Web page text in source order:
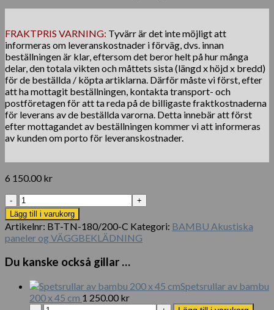
FRAKTPRIS VARNING: Tyvärr är det inte möjligt att
informeras om leveranskostnader i förväg, dvs. innan
beställningen är klar, eftersom det beror helt på hur många
delar, den totala vikten och måttets sista (längd x höjd x bredd)
för de beställda / köpta artiklarna. Därför måste vi först, efter
att ha mottagit beställningen, kontakta transport- och
postföretagen för att ta reda på de billigaste fraktkostnaderna
för leverans av de beställda varorna. Detta innebär att först
efter mottagandet av beställningen kommer vi att informeras
av kunden om porto för leveranskostnader.
6 150.00 kr
Trendline
bambushegnpanel
180
x
200
cm
mängd
Lägg till i varukorg
Artikelnr: BT-TN-180/200-C Kategori: BAMBU Akustiska
paneler og VÄGGBEKLÄDNING
Du kanske också gillar …
Spetsrullar av bambu
200 x 45 cm 1 250.00 kr